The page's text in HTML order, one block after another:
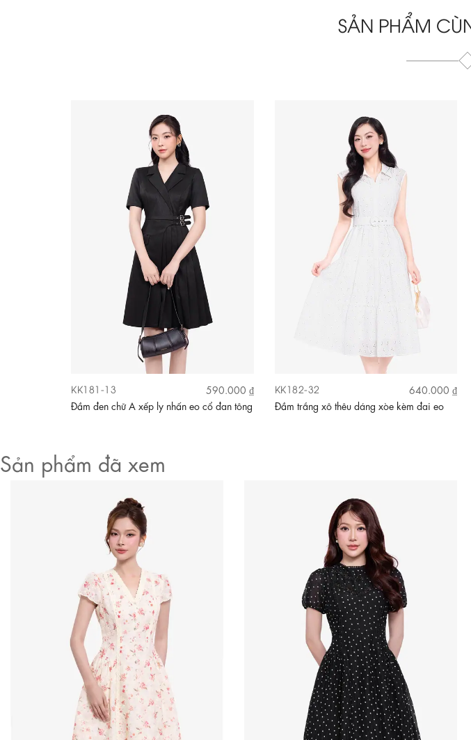
SẢN PHẨM
KK181-13
590.000 ₫
Đầm đen chữ A xếp ly nhấn eo cổ đan tông
KK182-32
640.000 ₫
Đầm trắng xô thêu dáng xòe kèm đai eo
Sản phẩm đã xem